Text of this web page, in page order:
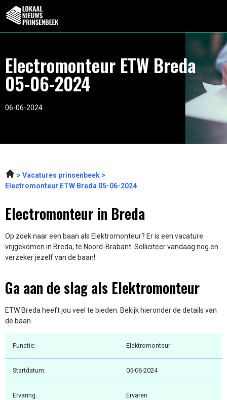
Electromonteur ETW Breda
05-06-2024
06-06-2024
Vacatures prinsenbeek
Electromonteur ETW Breda 05-06-2024
Electromonteur in Breda
Op zoek naar een baan als Elektromonteur? Er is een vacature
vrijgekomen in Breda, te Noord-Brabant. Solliciteer vandaag nog en
verzeker jezelf van de baan!
Ga aan de slag als Elektromonteur
ETW Breda heeft jou veel te bieden. Bekijk hieronder de details van
de baan
Functie: Elektromonteur
Startdatum: 05-06-2024
Ervaring: Ervaren